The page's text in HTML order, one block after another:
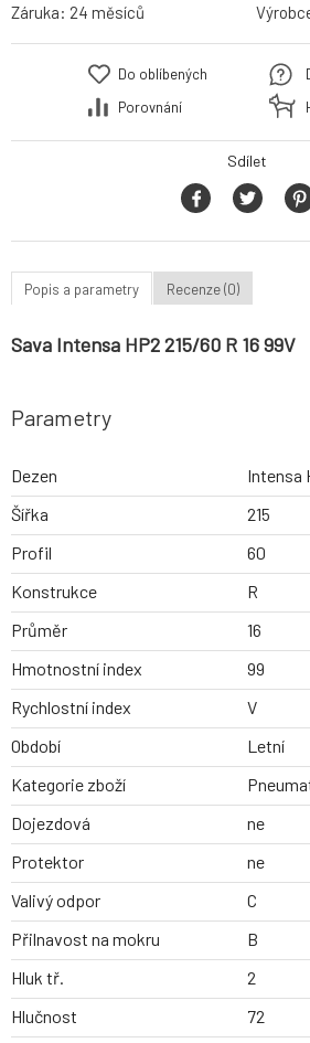
Záruka: 24 měsíců
Do oblíbených
Porovnání
Sdílet
Popis a parametry Recenze (0)
Sava Intensa HP2 215/60 R 16 99V
Parametry
Dezen
Intensa
Šířka
215
Profil
60
Konstrukce
R
Průměr
16
Hmotnostní index
99
Rychlostní index
V
Období
Letní
Kategorie zboží
Dojezdová
ne
Protektor
ne
Valivý odpor
C
Přilnavost na mokru
B
Hluk tř.
2
Hlučnost
72